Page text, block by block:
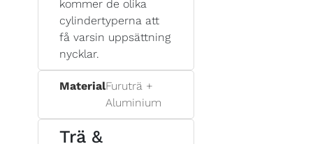
kommer de olika
cylindertyperna att
få varsin uppsättning
nycklar.
MaterialFuruträ +
Aluminium
Trä &